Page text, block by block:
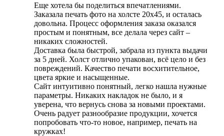
Еще хотела бы поделиться впечатлениями.
Заказала печать фото на холсте 20х45, и осталась
довольна. Процесс оформления заказа оказался
простым и понятным, все делала через сайт –
никаких сложностей.
Доставка была быстрой, забрала из пункта выдачи
за 5 дней. Холст отлично упакован, всё цело и без
повреждений. Качество печати восхитительное,
цвета яркие и насыщенные.
Сайт интуитивно понятный, легко нашла нужные
параметры. Никаких накладок не было, и я
уверена, что вернусь снова за новыми проектами.
Очень радует разнообразие продукции, хочется
попробовать что-то новое, например, печать на
кружках!